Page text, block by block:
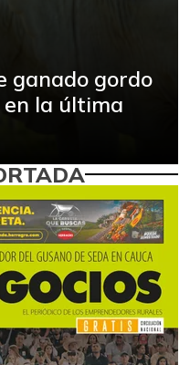
ganado gordo
en la última